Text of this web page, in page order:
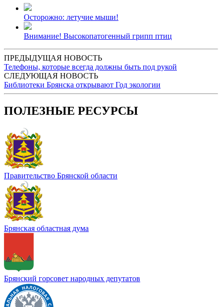
Осторожно: летучие мыши!
Внимание! Высокопатогенный грипп птиц
ПРЕДЫДУЩАЯ НОВОСТЬ
Телефоны, которые всегда должны быть под рукой
СЛЕДУЮЩАЯ НОВОСТЬ
Библиотеки Брянска открывают Год экологии
ПОЛЕЗНЫЕ РЕСУРСЫ
Правительство Брянской области
Брянская областная дума
Брянский горсовет народных депутатов